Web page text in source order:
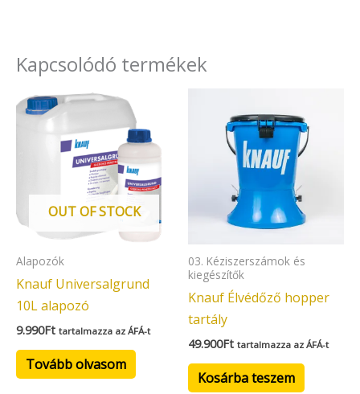
Kapcsolódó termékek
OUT OF STOCK
Alapozók
Knauf Universalgrund
10L alapozó
9.990Ft tartalmazza az ÁFÁ-t
Tovább olvasom
03. Kéziszerszámok és
kiegészítők
Knauf Élvédőző hopper
tartály
49.900Ft tartalmazza az ÁFÁ-t
Kosárba teszem